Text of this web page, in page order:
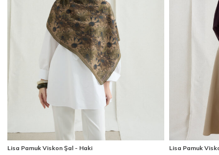
Lisa Pamuk Viskon Şal - Haki Lisa Pamuk